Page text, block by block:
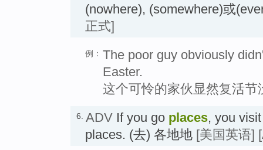
(nowhere), (somewhere)或
正式]
例： The poor guy obviously
Easter.
这个可怜的家伙显然复活节
6. ADV If you go places, you
places. (去) 各地地 [美国英语]